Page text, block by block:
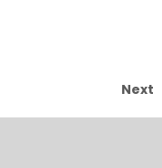
Next